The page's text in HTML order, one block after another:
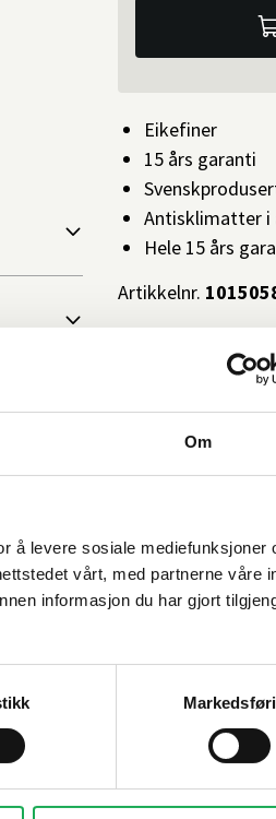
Om
å levere sosiale mediefunksjoner
vårt, med partnerne våre
informasjon du har gjort
Slik kan du
Ikke på lager i
Eikefiner
15 års garanti
Antisklimatter i
Hele 15 års
Artikkelnr.
Beregn
Ditt